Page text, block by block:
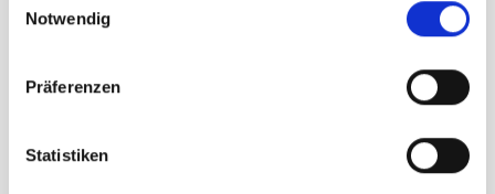
Notwendig
Präferenzen
Statistiken
Carrello
Asta per bandiera di associazione, marrone